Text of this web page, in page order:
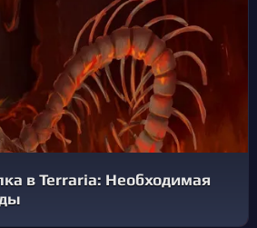
в Terraria: Необходимая